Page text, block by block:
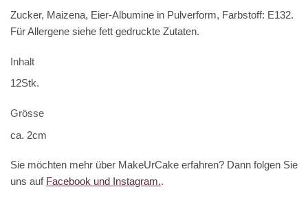
Zucker, Maizena, Eier-Albumine in Pulverform, Farbstoff: E132.
Für Allergene siehe fett gedruckte Zutaten.
Inhalt
12Stk.
Grösse
ca. 2cm
Sie möchten mehr über MakeUrCake erfahren? Dann folgen Sie
uns auf Facebook und Instagram..